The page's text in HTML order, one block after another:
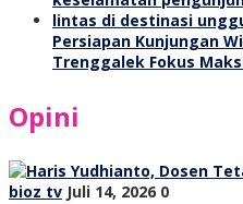
Persiapan Kunjungan
Trenggalek Fokus
Opini
bioz tv Juli 14, 2026 0